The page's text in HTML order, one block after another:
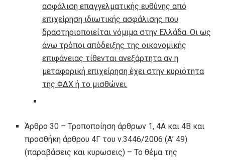
ασφάλιση επαγγελματικής ευθύνης από
επιχείρηση ιδιωτικής ασφάλισης που
δραστηριοποιείται νόμιμα στην Ελλάδα. Οι ως
άνω τρόποι απόδειξης της οικονομικής
επιφάνειας τίθενται ανεξάρτητα αν η
μεταφορική επιχείρηση έχει στην κυριότητα
της ΦΔΧ ή το μισθώνει.
Άρθρο 30 – Τροποποίηση άρθρων 1, 4Α και 4Β και
προσθήκη άρθρου 4Γ του ν.3446/2006 (Α’ 49)
(παραβάσεις και κυρωσεις) – Το θέμα της